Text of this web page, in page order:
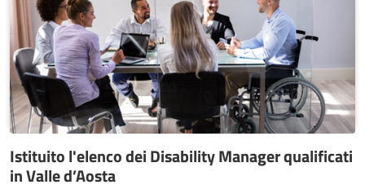
Istituito l'elenco dei Disability Manager qualificati
in Valle d’Aosta